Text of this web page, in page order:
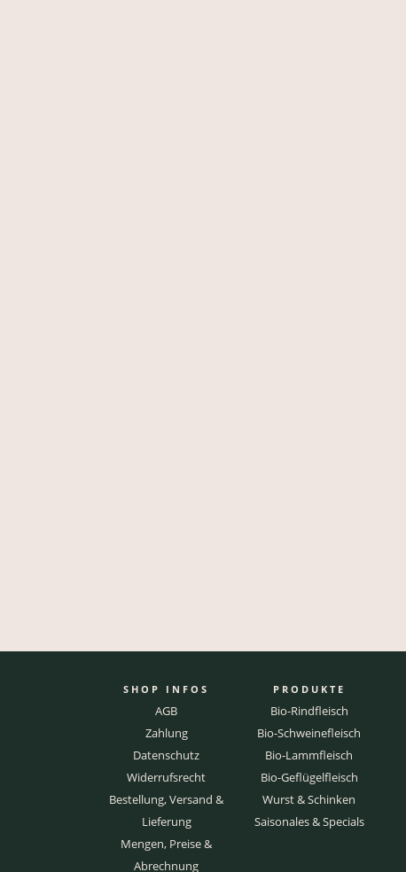
SHOP INFOS
AGB
Zahlung
Datenschutz
Widerrufsrecht
Bestellung, Versand &
Lieferung
Mengen, Preise &
Abrechnung
PRODUKTE
Bio-Rindfleisch
Bio-Schweinefleisch
Bio-Lammfleisch
Bio-Geflügelfleisch
Wurst & Schinken
Saisonales & Specials